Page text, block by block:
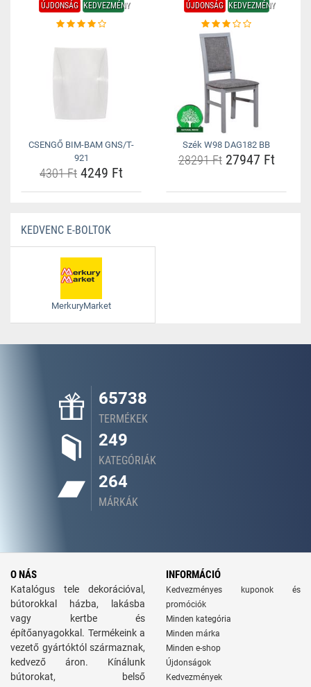
ÚJDONSÁG KEDVEZMÉNY
CSENGŐ BIM-BAM GNS/T-
921
4301 Ft 4249 Ft
ÚJDONSÁG KEDVEZMÉNY
Szék W98 DAG182 BB
28291 Ft27947 Ft
KEDVENC E-BOLTOK
MerkuryMarket
65738
TERMÉKEK
249
KATEGÓRIÁK
264
MÁRKÁK
O NÁS
Katalógus tele dekorációval,
bútorokkal házba, lakásba
vagy kertbe és
építőanyagokkal. Termékeink a
vezető gyártóktól származnak,
kedvező áron. Kínálunk
bútorokat, belső
INFORMÁCIÓ
Kedvezményes kuponok és
promóciók
Minden kategória
Minden márka
Minden e-shop
Újdonságok
Kedvezmények